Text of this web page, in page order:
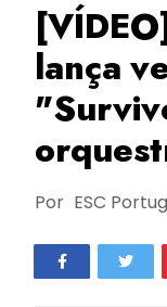
lança
Por ESC